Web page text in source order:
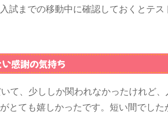
試までの移動中に確認しておくとテス
感謝の気持ち
て、少ししか関われなかったけれど、
とても嬉しかったです。短い間でした